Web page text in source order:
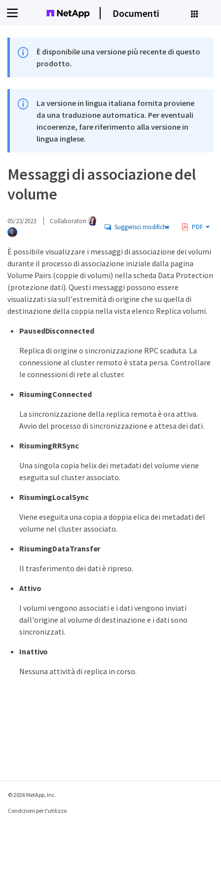
Documenti
È disponibile una versione più recente di questo
prodotto.
La versione in lingua italiana fornita proviene
da una traduzione automatica. Per eventuali
incoerenze, fare riferimento alla versione in
lingua inglese.
Messaggi di associazione del
volume
05/23/2023 Collaboratori
Suggerisci modifiche PDF
È possibile visualizzare i messaggi di associazione dei volumi
durante il processo di associazione iniziale dalla pagina
Volume Pairs (coppie di volumi) nella scheda Data Protection
(protezione dati). Questi messaggi possono essere
visualizzati sia sull'estremità di origine che su quella di
destinazione della coppia nella vista elenco Replica volumi.
PausedDisconnected
Replica di origine o sincronizzazione RPC scaduta. La
connessione al cluster remoto è stata persa. Controllare
le connessioni di rete al cluster.
RisumingConnected
La sincronizzazione della replica remota è ora attiva.
Avvio del processo di sincronizzazione e attesa dei dati.
RisumingRRSync
Una singola copia helix dei metadati del volume viene
eseguita sul cluster associato.
RisumingLocalSync
Viene eseguita una copia a doppia elica dei metadati del
volume nel cluster associato.
RisumingDataTransfer
Il trasferimento dei dati è ripreso.
Attivo
I volumi vengono associati e i dati vengono inviati
dall'origine al volume di destinazione e i dati sono
sincronizzati.
Inattivo
Nessuna attività di replica in corso.
© 2026 NetApp, Inc.
Condizioni per l'utilizzo